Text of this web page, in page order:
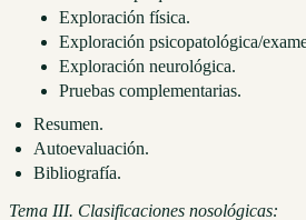
Exploración física.
Exploración psicopatológica/
Exploración neurológica.
Pruebas complementarias.
Resumen.
Autoevaluación.
Bibliografía.
Tema III. Clasificaciones nosológicas: